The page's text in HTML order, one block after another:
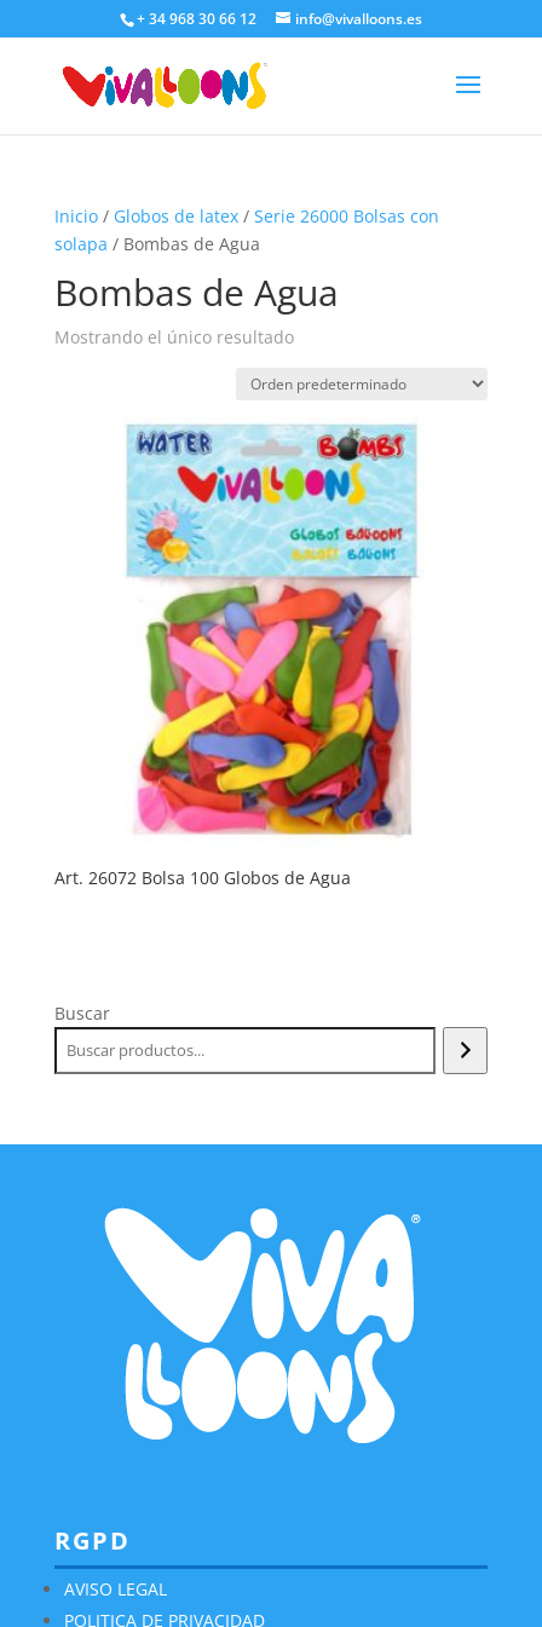
+ 34 968 30 66 12 info@vivalloons.es
Inicio/ Globos de latex/ Serie 26000 Bolsas con
solapa / Bombas de Agua
Bombas de Agua
Mostrando el único resultado
Art. 26072 Bolsa 100 Globos de Agua
Buscar
RGPD
AVISO LEGAL
POLITICA DE PRIVACIDAD